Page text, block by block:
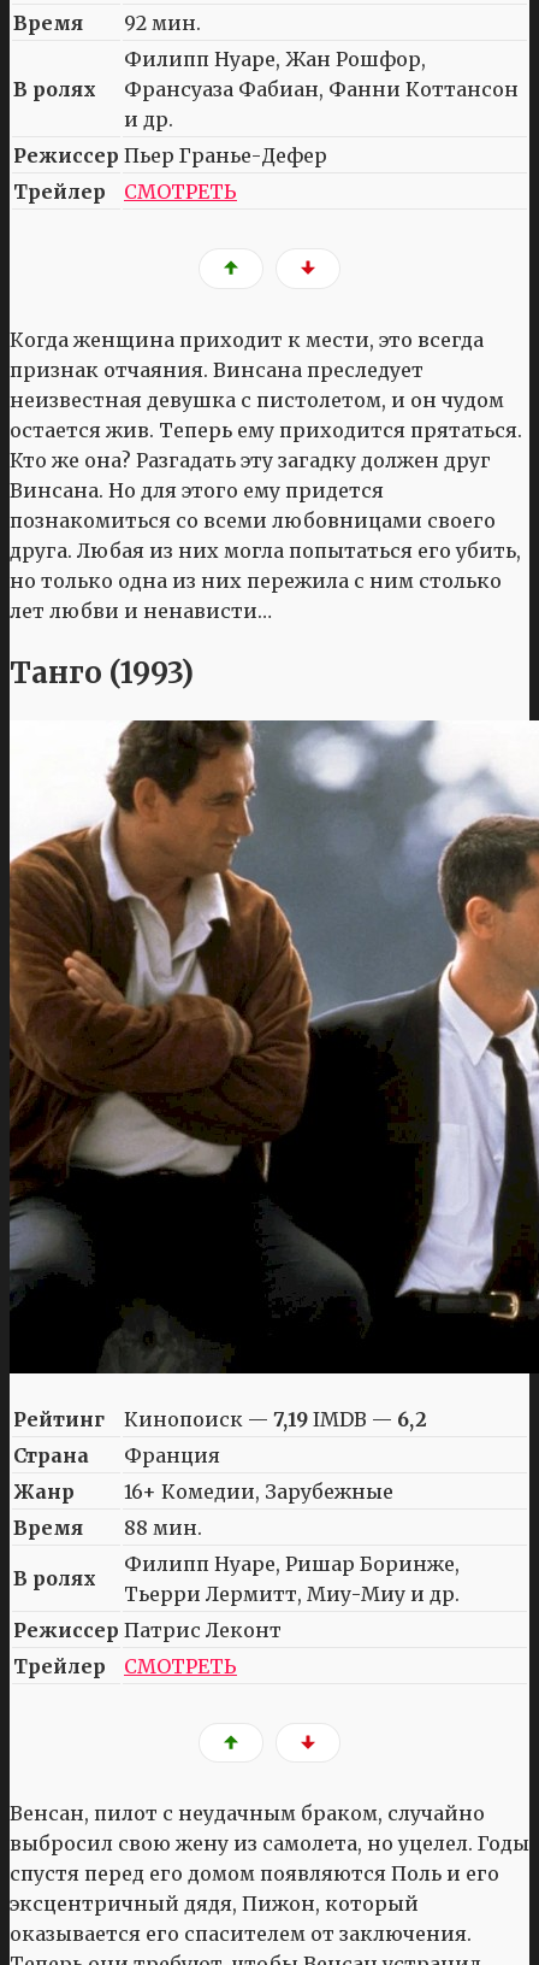
Время
92 мин.
В ролях
Филипп Нуаре, Жан Рошфор,
Франсуаза Фабиан, Фанни Коттансон
и др.
Режиссер Пьер Гранье-Дефер
Трейлер
СМОТРЕТЬ
Когда женщина приходит к мести, это всегда
признак отчаяния. Винсана преследует
неизвестная девушка с пистолетом, и он чудом
остается жив. Теперь ему приходится прятаться.
Кто же она? Разгадать эту загадку должен друг
Винсана. Но для этого ему придется
познакомиться со всеми любовницами своего
друга. Любая из них могла попытаться его убить,
но только одна из них пережила с ним столько
лет любви и ненависти…
Танго (1993)
Рейтинг Кинопоиск — 7,19 IMDB — 6,2
Страна
Франция
Жанр
16+ Комедии, Зарубежные
Время
88 мин.
В ролях
Филипп Нуаре, Ришар Боринже,
Тьерри Лермитт, Миу-Миу и др.
Режиссер Патрис Леконт
Трейлер
СМОТРЕТЬ
Венсан, пилот с неудачным браком, случайно
выбросил свою жену из самолета, но уцелел. Годы
спустя перед его домом появляются Поль и его
эксцентричный дядя, Пижон, который
оказывается его спасителем от заключения.